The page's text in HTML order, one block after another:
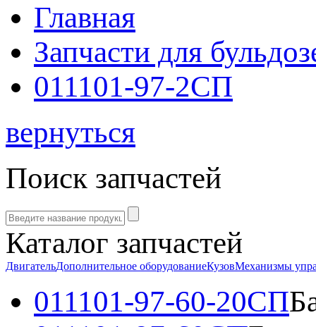
Главная
Запчасти для
011101-97-2СП
вернуться
Поиск запчастей
Каталог запчастей
ДвигательДополнительное оборудованиеКузовМеханизмы
011101-97-60-20СП